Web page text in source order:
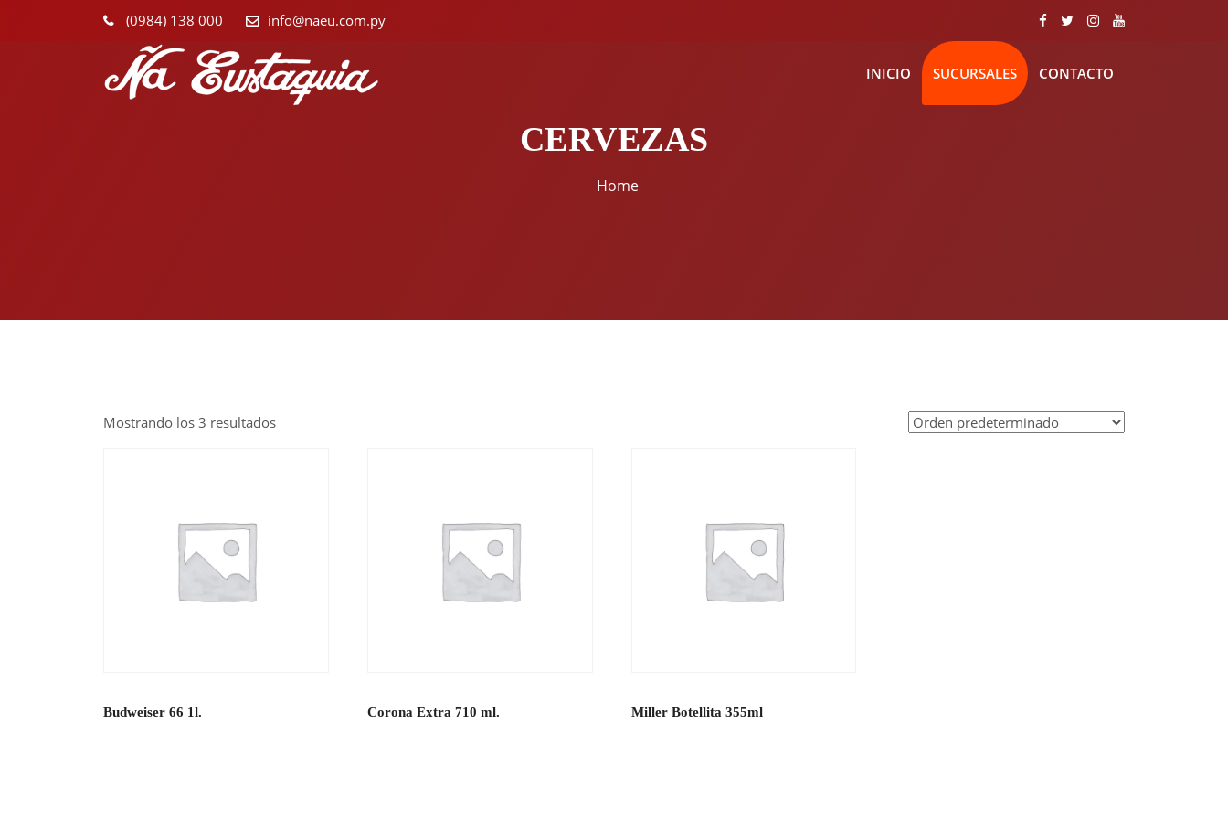
(0984) 138 000 info@naeu.com.py
INICIO SUCURSALES CONTACTO
CERVEZAS
Home
Mostrando los 3 resultados
Budweiser 66 1l. Corona Extra 710 ml. Miller Botellita 355ml